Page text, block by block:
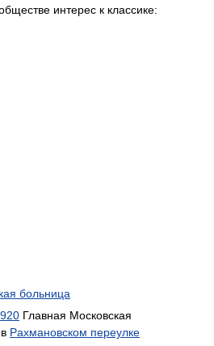
интерес к классике:
больница
Главная Московская
Рахмановском переулке